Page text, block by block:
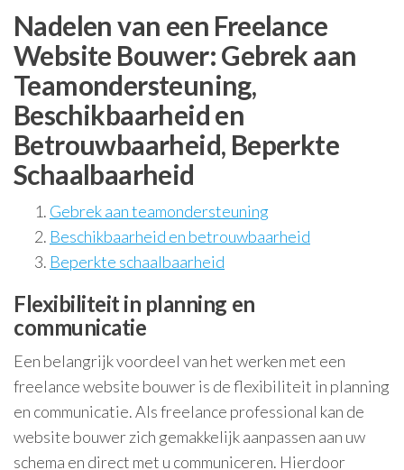
Nadelen van een Freelance
Website Bouwer: Gebrek aan
Teamondersteuning,
Beschikbaarheid en
Betrouwbaarheid, Beperkte
Schaalbaarheid
Gebrek aan teamondersteuning
Beschikbaarheid en betrouwbaarheid
Beperkte schaalbaarheid
Flexibiliteit in planning en
communicatie
Een belangrijk voordeel van het werken met een
freelance website bouwer is de flexibiliteit in planning
en communicatie. Als freelance professional kan de
website bouwer zich gemakkelijk aanpassen aan uw
schema en direct met u communiceren. Hierdoor